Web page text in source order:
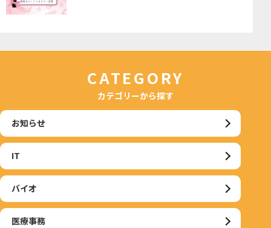
CATEGORY
カテゴリーから探す
お知らせ
IT
バイオ
医療事務